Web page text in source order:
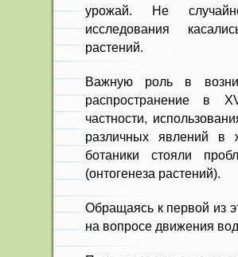
урожай. Не
исследования
растений.
Важную роль в
распространение в
частности,
различных явлений в
ботаники стояли
(онтогенеза растений).
Обращаясь к первой из
на вопросе движения